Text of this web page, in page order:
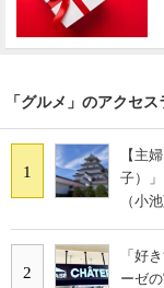
「グルメ」のアクセ
1
【主
子）
（小
2
「好
ーゼ